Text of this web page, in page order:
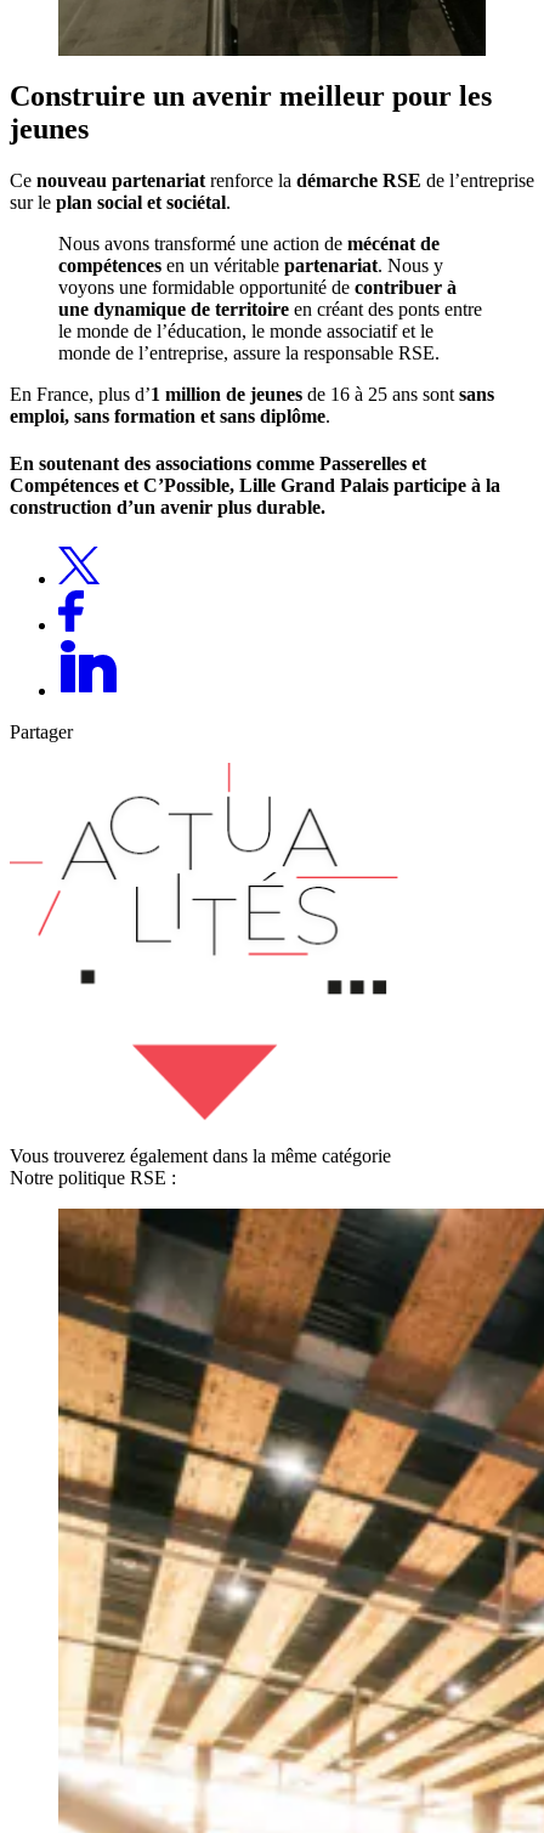
Construire un avenir meilleur pour les
jeunes
Ce nouveau partenariat renforce la démarche RSE de l’entreprise
sur le plan social et sociétal.
Nous avons transformé une action de mécénat de
compétences en un véritable partenariat. Nous y
voyons une formidable opportunité de contribuer à
une dynamique de territoire en créant des ponts entre
le monde de l’éducation, le monde associatif et le
monde de l’entreprise, assure la responsable RSE.
En France, plus d’1 million de jeunes de 16 à 25 ans sont sans
emploi, sans formation et sans diplôme.
En soutenant des associations comme Passerelles et
Compétences et C’Possible, Lille Grand Palais participe à la
construction d’un avenir plus durable.
Partager
Vous trouverez également dans la même catégorie
Notre politique RSE :